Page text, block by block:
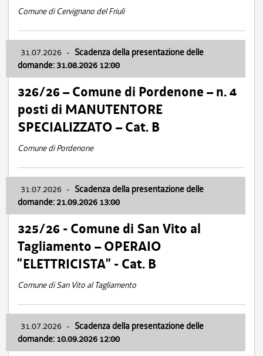
Comune di Cervignano del Friuli
31.07.2026 - Scadenza della presentazione delle
domande: 31.08.2026 12:00
326/26 – Comune di Pordenone – n. 4
posti di MANUTENTORE
SPECIALIZZATO – Cat. B
Comune di Pordenone
31.07.2026 - Scadenza della presentazione delle
domande: 21.09.2026 13:00
325/26 - Comune di San Vito al
Tagliamento – OPERAIO
“ELETTRICISTA” - Cat. B
Comune di San Vito al Tagliamento
31.07.2026 - Scadenza della presentazione delle
domande: 10.09.2026 12:00